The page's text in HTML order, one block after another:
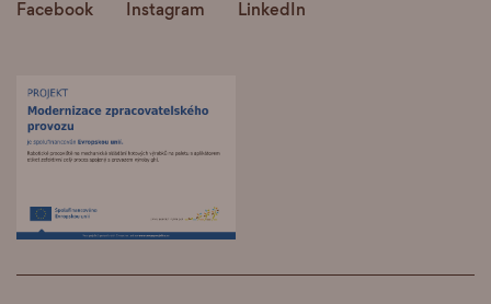
Facebook Instagram LinkedIn